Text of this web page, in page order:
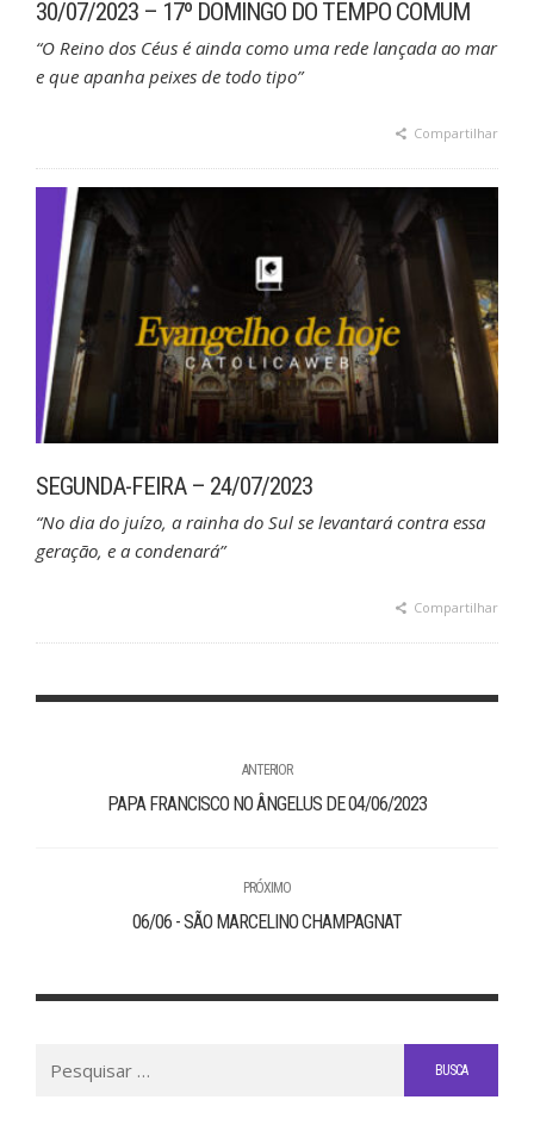
30/07/2023 – 17º DOMINGO DO TEMPO COMUM
“O Reino dos Céus é ainda como uma rede lançada ao mar
e que apanha peixes de todo tipo”
Compartilhar
SEGUNDA-FEIRA – 24/07/2023
“No dia do juízo, a rainha do Sul se levantará contra essa
geração, e a condenará”
Compartilhar
ANTERIOR
PAPA FRANCISCO NO ÂNGELUS DE 04/06/2023
PRÓXIMO
06/06 - SÃO MARCELINO CHAMPAGNAT